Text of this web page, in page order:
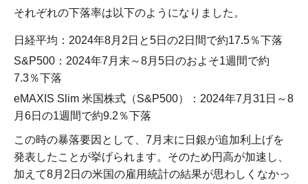
それぞれの下落率は以下のようになりました。
日経平均：2024年8月2日と5日の2日間で約17.5％下落
S&P500：2024年7月末～8月5日のおよそ1週間で約
7.3％下落
eMAXIS Slim 米国株式（S&P500）：2024年7月31日～8
月6日の1週間で約9.2％下落
この時の暴落要因として、7月末に日銀が追加利上げを
発表したことが挙げられます。そのため円高が加速し、
加えて8月2日の米国の雇用統計の結果が思わしくなかっ